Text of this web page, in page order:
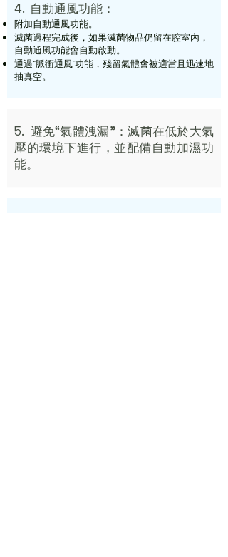
4. 自動通風功能：
附加自動通風功能。
滅菌過程完成後，如果滅菌物品仍留在腔室內，
自動通風功能會自動啟動。
通過“脈衝通風”功能，殘留氣體會被適當且迅速地
抽真空。
5. 避免“氣體洩漏”：滅菌在低於大氣
壓的環境下進行，並配備自動加濕功
能。